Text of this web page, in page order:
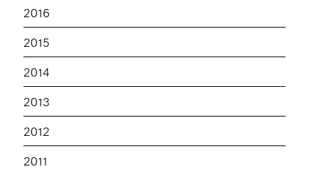
2016
2015
2014
2013
2012
2011